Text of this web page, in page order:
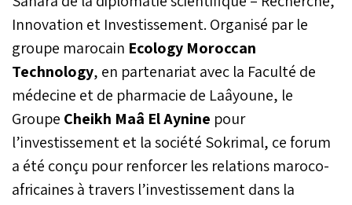
Innovation et Investissement. Organisé par le
groupe marocain Ecology Moroccan
Technology, en partenariat avec la Faculté de
médecine et de pharmacie de Laâyoune, le
Groupe Cheikh Maâ El Aynine pour
l’investissement et la société Sokrimal, ce forum
a été conçu pour renforcer les relations maroco-
africaines à travers l’investissement dans la